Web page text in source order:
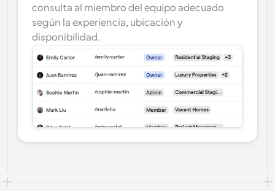
consulta al miembro del equipo adecuado
según la experiencia, ubicación y
disponibilidad.